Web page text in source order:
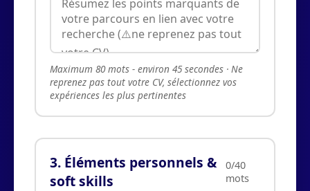
Maximum 80 mots - environ 45 secondes · Ne
reprenez pas tout votre CV, sélectionnez vos
expériences les plus pertinentes
3. Éléments personnels &
soft skills
0/40
mots